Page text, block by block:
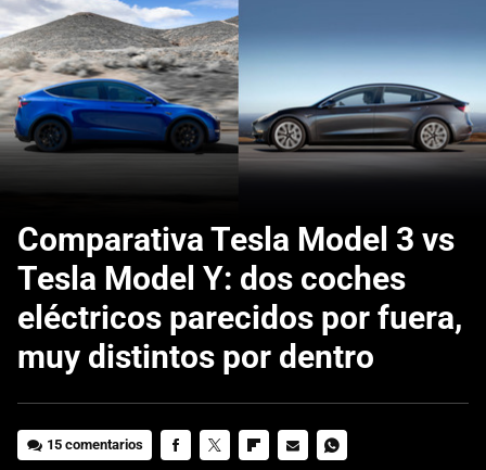
Comparativa Tesla Model 3 vs
Tesla Model Y: dos coches
eléctricos parecidos por fuera,
muy distintos por dentro
15 comentarios